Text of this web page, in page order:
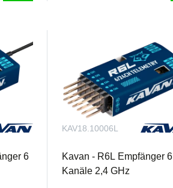
6
KAV18.10006L
Kavan - R6L Empfänger 6
Kanäle 2,4 GHz